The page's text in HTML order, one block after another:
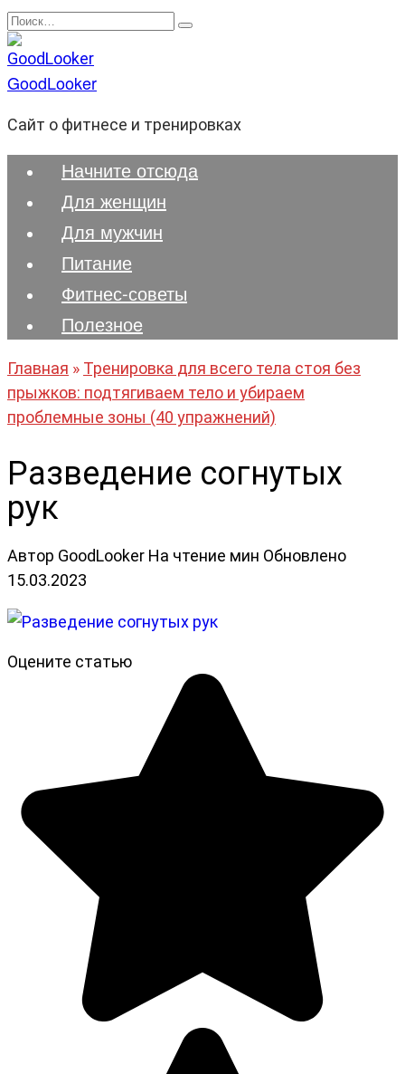
Перейти
к
содержанию
Search
for:
GoodLooker
Сайт о фитнесе и тренировках
Начните отсюда
Для женщин
Для мужчин
Питание
Фитнес-советы
Полезноe
Главная » Тренировка для всего тела стоя без
прыжков: подтягиваем тело и убираем
проблемные зоны (40 упражнений)
Разведение согнутых
рук
Автор GoodLooker На чтение мин Обновлено
15.03.2023
Оцените статью